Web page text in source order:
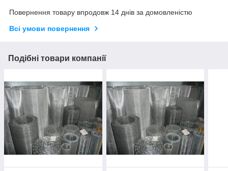
Повернення товару впродовж 14 днів за домовленістю
Всі умови повернення
Подібні товари компанії